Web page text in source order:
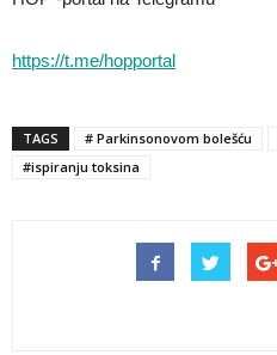
https://t.me/hopportal
TAGS # Parkinsonovom bolešću
#ispiranju toksina